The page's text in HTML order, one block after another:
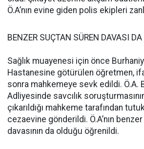
Ö.A’nın evine giden polis ekipleri
BENZER SUÇTAN SÜREN DAVASI DA
Sağlık muayenesi için önce
Hastanesine götürülen öğretmen,
sonra mahkemeye sevk edildi. Ö.A.
Adliyesinde savcılık
çıkarıldığı mahkeme tarafından
cezaevine gönderildi. Ö.A’nın
davasının da olduğu öğrenildi.